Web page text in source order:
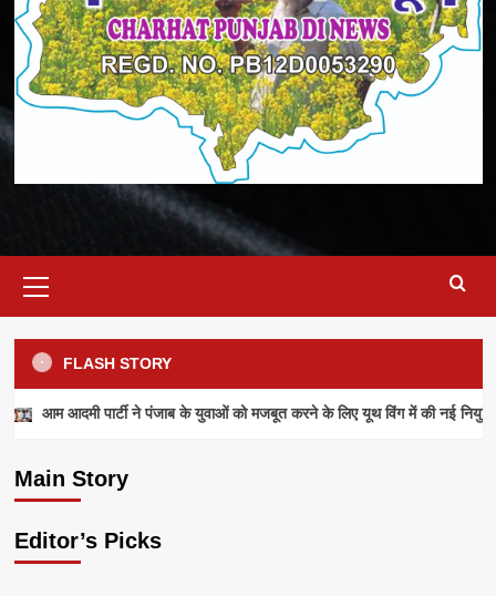
Menu
FLASH STORY
आम आदमी पार्टी ने पंजाब के युवाओं को मजबूत करने के लिए यूथ विंग में की नई
Main Story
आम आदमी पार्टी ने पंजाब के युवाओं को मजबूत करने के
admin July 28, 2026
Editor’s Picks